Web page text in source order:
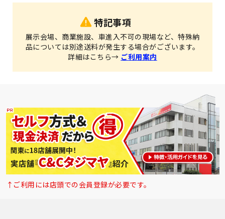
特記事項
展示会場、商業施設、車進入不可の現場など、特殊納
品については別途送料が発生する場合がございます。
詳細はこちら→ ご利用案内
↑ご利用には店頭での会員登録が必要です。